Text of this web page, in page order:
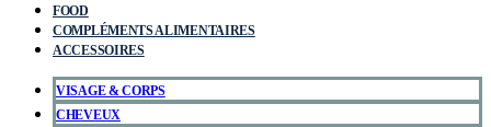
FOOD
COMPLÉMENTS ALIMENTAIRES
ACCESSOIRES
VISAGE & CORPS
CHEVEUX